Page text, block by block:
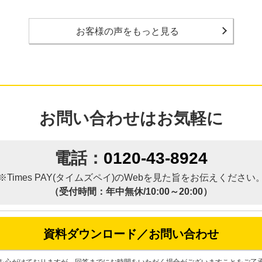
お客様の声をもっと見る
お問い合わせはお気軽に
電話： 0120-43-8924
PAY(タイムズペイ)のWebを見た旨をお伝えください。
（受付時間：年中無休/10:00～20:00）
資料ダウンロード／お問い合わせ